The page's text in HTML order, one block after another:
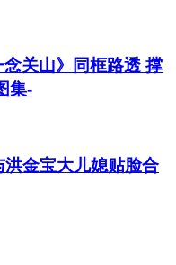
关山》同框路透 撑
集-
金宝大儿媳贴脸合